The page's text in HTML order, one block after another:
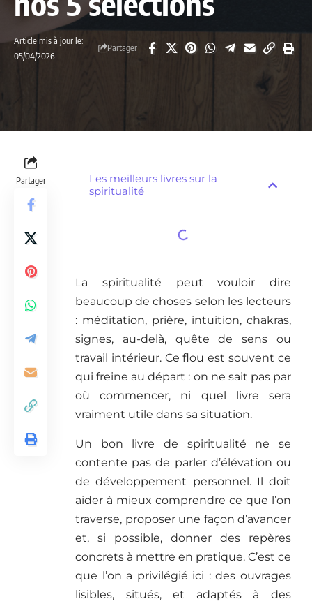
Article mis à jour le:
05/04/2026
Partager
Partager
Les meilleurs livres sur la
spiritualité
La spiritualité peut vouloir dire
beaucoup de choses selon les lecteurs
: méditation, prière, intuition, chakras,
signes, au-delà, quête de sens ou
travail intérieur. Ce flou est souvent ce
qui freine au départ : on ne sait pas par
où commencer, ni quel livre sera
vraiment utile dans sa situation.
Un bon livre de spiritualité ne se
contente pas de parler d’élévation ou
de développement personnel. Il doit
aider à mieux comprendre ce que l’on
traverse, proposer une façon d’avancer
et, si possible, donner des repères
concrets à mettre en pratique. C’est ce
que l’on a privilégié ici : des ouvrages
lisibles, situés, et adaptés à des